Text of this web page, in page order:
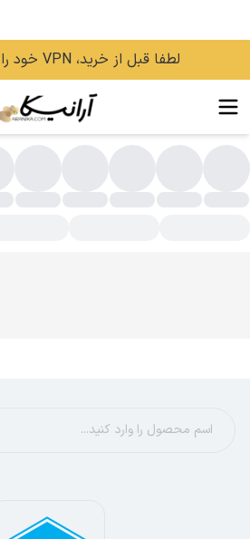
لطفا قبل از خرید، VPN خود را خاموش کنید.